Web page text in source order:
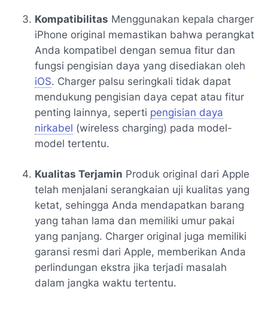
Kompatibilitas Menggunakan kepala charger
iPhone original memastikan bahwa perangkat
Anda kompatibel dengan semua fitur dan
fungsi pengisian daya yang disediakan oleh
iOS. Charger palsu seringkali tidak dapat
mendukung pengisian daya cepat atau fitur
penting lainnya, seperti pengisian daya
nirkabel (wireless charging) pada model-
model tertentu.
Kualitas Terjamin Produk original dari Apple
telah menjalani serangkaian uji kualitas yang
ketat, sehingga Anda mendapatkan barang
yang tahan lama dan memiliki umur pakai
yang panjang. Charger original juga memiliki
garansi resmi dari Apple, memberikan Anda
perlindungan ekstra jika terjadi masalah
dalam jangka waktu tertentu.